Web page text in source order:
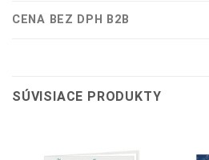
CENA BEZ DPH B2B
SÚVISIACE PRODUKTY